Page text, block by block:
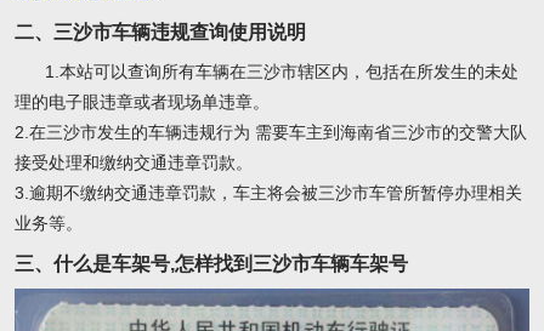
二、三沙市车辆违规查询使用说明
1.本站可以查询所有车辆在三沙市辖区内，包括在所发生的未处
理的电子眼违章或者现场单违章。
2.在三沙市发生的车辆违规行为 需要车主到海南省三沙市的交警大队
接受处理和缴纳交通违章罚款。
3.逾期不缴纳交通违章罚款，车主将会被三沙市车管所暂停办理相关
业务等。
三、什么是车架号,怎样找到三沙市车辆车架号